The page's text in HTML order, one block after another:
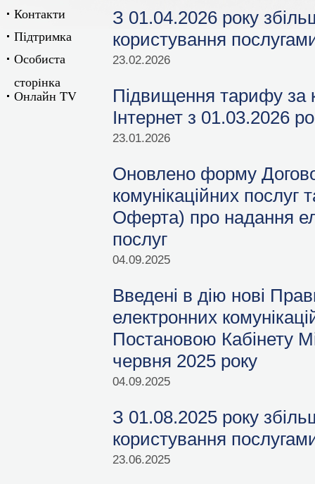
Контакти
Підтримка
Особиста
сторiнка
Онлайн TV
З 01.04.2026 року
користування
23.02.2026
Підвищення тарифу за
Інтернет з 01.03.2026
23.01.2026
Оновлено форму
комунікаційних послуг
Оферта) про надання
послуг
04.09.2025
Введені в дію нові
електронних
Постановою Кабінету
червня 2025 року
04.09.2025
З 01.08.2025 року
користування
23.06.2025